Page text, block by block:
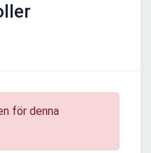
för denna